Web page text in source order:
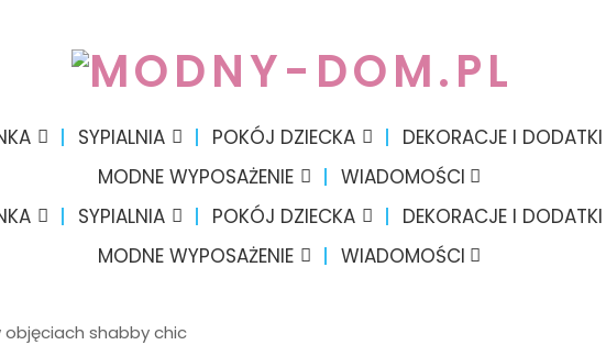
SYPIALNIA POKÓJ DZIECKA DEKORACJE I DODATKI
MODNE WYPOSAŻENIE
WIADOMOŚCI
SYPIALNIA POKÓJ DZIECKA DEKORACJE I DODATKI
MODNE WYPOSAŻENIE
WIADOMOŚCI
objęciach shabby chic